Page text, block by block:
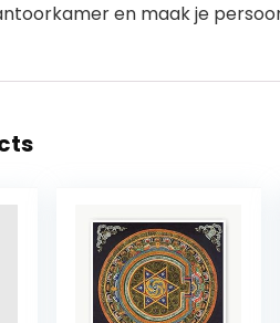
en maak je